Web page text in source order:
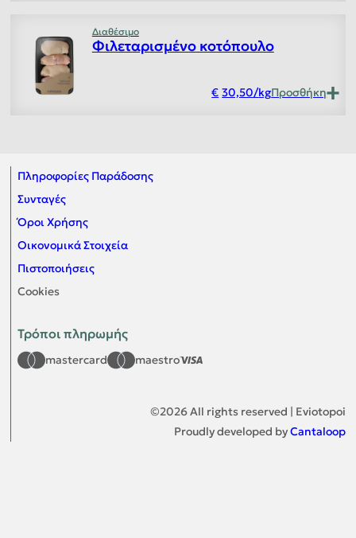
Διαθέσιμο
Φιλεταρισμένο κοτόπουλο
30,50/kgΠροσθήκη
Πληροφορίες Παράδοσης
Συνταγές
Όροι Χρήσης
Οικονομικά Στοιχεία
Πιστοποιήσεις
Cookies
Τρόποι πληρωμής
mastercard maestro
©2026All rights reserved | Eviotopoi
Proudly developed byCantaloop